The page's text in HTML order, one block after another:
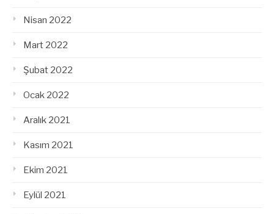
Nisan 2022
Mart 2022
Şubat 2022
Ocak 2022
Aralık 2021
Kasım 2021
Ekim 2021
Eylül 2021